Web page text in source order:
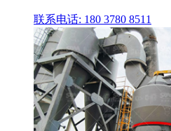
联系电话: 180 3780 8511